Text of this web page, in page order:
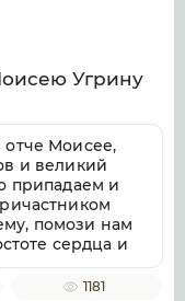
Угрину
Моисее,
и великий
припадаем и
помози нам
сердца и
совершати
на
1181